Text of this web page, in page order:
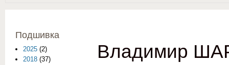
Владимир
Подшивка
2025 (2)
2018 (37)